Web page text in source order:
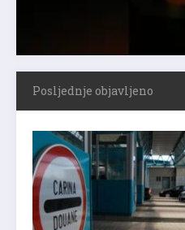
Posljednje objavljeno